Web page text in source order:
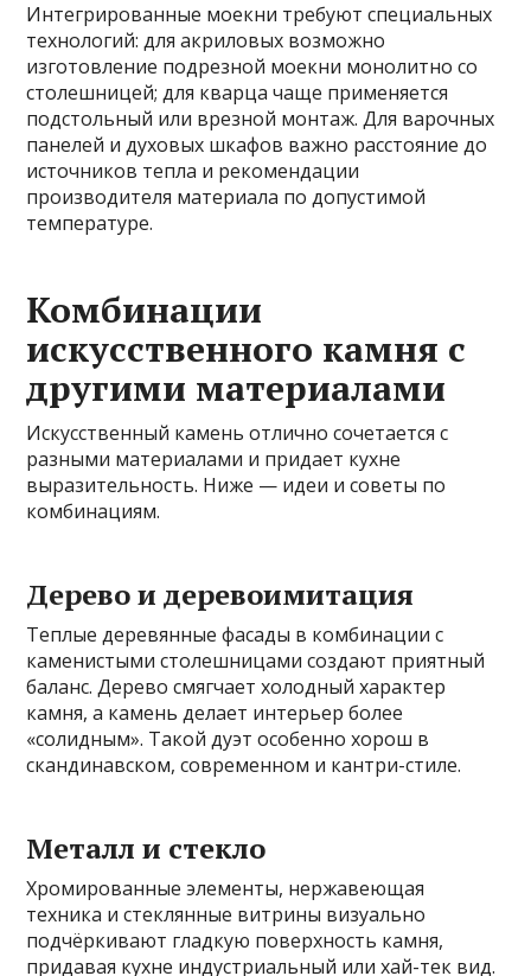
Интегрированные моекни требуют специальных
технологий: для акриловых возможно
изготовление подрезной моекни монолитно со
столешницей; для кварца чаще применяется
подстольный или врезной монтаж. Для варочных
панелей и духовых шкафов важно расстояние до
источников тепла и рекомендации
производителя материала по допустимой
температуре.
Комбинации
искусственного камня с
другими материалами
Искусственный камень отлично сочетается с
разными материалами и придает кухне
выразительность. Ниже — идеи и советы по
комбинациям.
Дерево и деревоимитация
Теплые деревянные фасады в комбинации с
каменистыми столешницами создают приятный
баланс. Дерево смягчает холодный характер
камня, а камень делает интерьер более
«солидным». Такой дуэт особенно хорош в
скандинавском, современном и кантри-стиле.
Металл и стекло
Хромированные элементы, нержавеющая
техника и стеклянные витрины визуально
подчёркивают гладкую поверхность камня,
придавая кухне индустриальный или хай-тек вид.